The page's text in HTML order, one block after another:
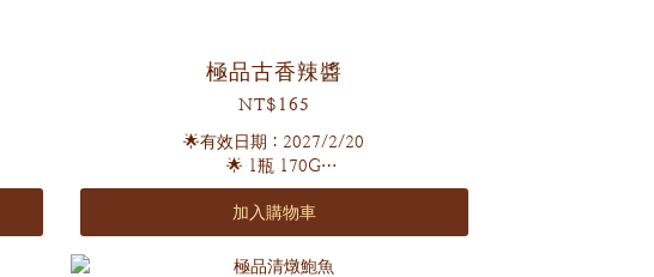
極品古香辣醬
NT$165
🌟有效日期：2027/2/20
🌟 1瓶 170G
🌟 常溫保存 2年
🌟 全素
嚴選台灣本產新鮮朝天椒
加入購物車